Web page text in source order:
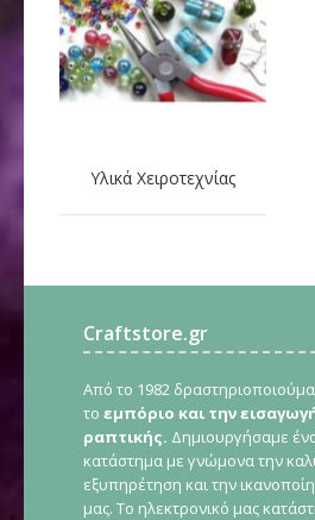
Υλικά Χειροτεχνίας
Craftstore.gr
Από το 1982
το εμπόριο και την
ραπτικής. Δημιουργήσαμε
κατάστημα με γνώμονα την
εξυπηρέτηση και την
μας. Το ηλεκτρονικό μας